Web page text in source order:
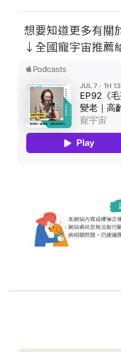
想要知道更多有關
↓全國寵宇宙推薦